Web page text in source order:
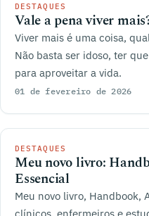
DESTAQUES
Vale a pena viver
Viver mais é uma coisa,
Não basta ser idoso, ter
para aproveitar a vida.
01 de fevereiro de 2026
DESTAQUES
Meu novo livro:
Essencial
Meu novo livro, Handbook,